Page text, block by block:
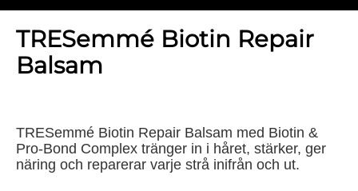
TRESemmé Biotin Repair
Balsam
TRESemmé Biotin Repair Balsam med Biotin &
Pro-Bond Complex tränger in i håret, stärker, ger
näring och reparerar varje strå inifrån och ut.